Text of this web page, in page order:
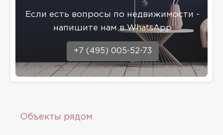
Eсли есть вопросы по недвижимости -
напишите нам в WhatsApp
+7 (495) 005-52-73
Объекты рядом